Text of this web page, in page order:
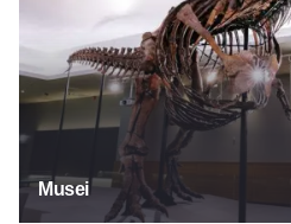
Musei